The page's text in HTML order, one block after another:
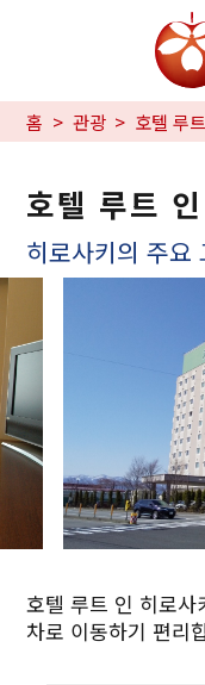
홈 관광 호텔 루
호텔 루트
히로사키의 주요
호텔 루트 인 히로
차로 이동하기 편리